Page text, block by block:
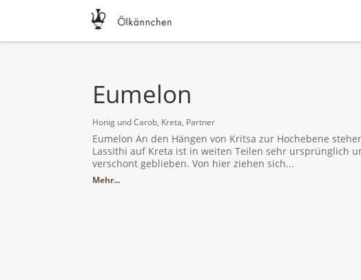
Eumelon
Honig und Carob, Kreta, Partner
Eumelon An den Hängen von Kritsa zur Hochebene
Lassithi auf Kreta ist in weiten Teilen sehr ursprünglich
verschont geblieben. Von hier ziehen sich...
Mehr...